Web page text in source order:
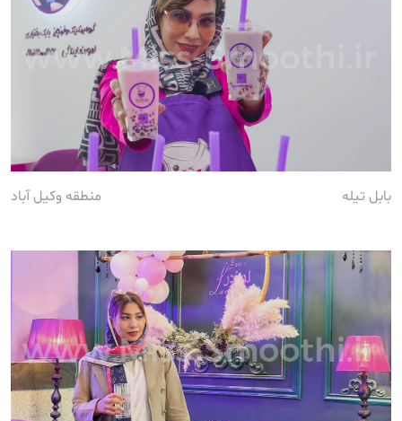
منطقه وکیل آباد بابل تیله